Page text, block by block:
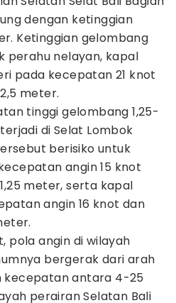
dengan ketinggian
Ketinggian gelombang
perahu nelayan, kapal
pada kecepatan 21 knot
meter.
tinggi gelombang 1,25-
di Selat Lombok
berisiko untuk
angin 15 knot
meter, serta kapal
angin 16 knot dan
pola angin di wilayah
bergerak dari arah
kecepatan antara 4-25
perairan Selatan Bali